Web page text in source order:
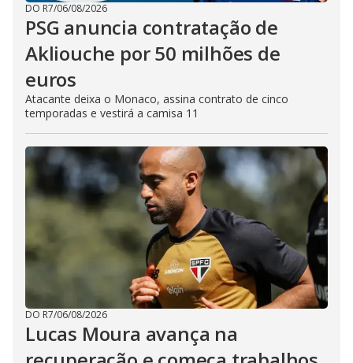
DO R7/06/08/2026
PSG anuncia contratação de
Akliouche por 50 milhões de
euros
Atacante deixa o Monaco, assina contrato de cinco
temporadas e vestirá a camisa 11
DO R7/06/08/2026
Lucas Moura avança na